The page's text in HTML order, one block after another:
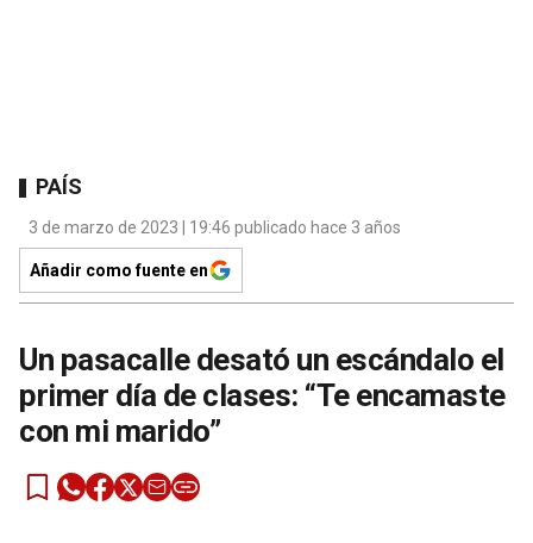
PAÍS
3 de marzo de 2023 | 19:46 publicado hace 3 años
Añadir como fuente en
Un pasacalle desató un escándalo el
primer día de clases: “Te encamaste
con mi marido”